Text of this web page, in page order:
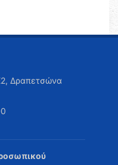
Δραπετσώνα